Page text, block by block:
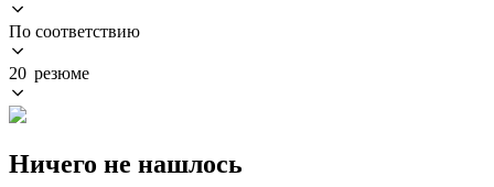
По соответствию
20 резюме
Ничего не нашлось